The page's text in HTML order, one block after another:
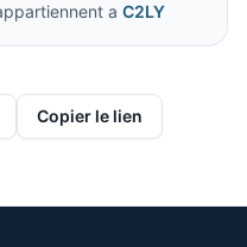
a C2LY
Copier le lien